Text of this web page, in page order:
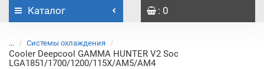
Каталог : 0
... Системы охлаждения
Cooler Deepcool GAMMA HUNTER V2 Soc
LGA1851/1700/1200/115X/AM5/AM4